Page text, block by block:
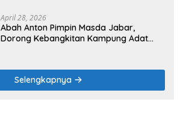
April 28, 2026
Abah Anton Pimpin Masda Jabar,
Dorong Kebangkitan Kampung Adat
Selengkapnya